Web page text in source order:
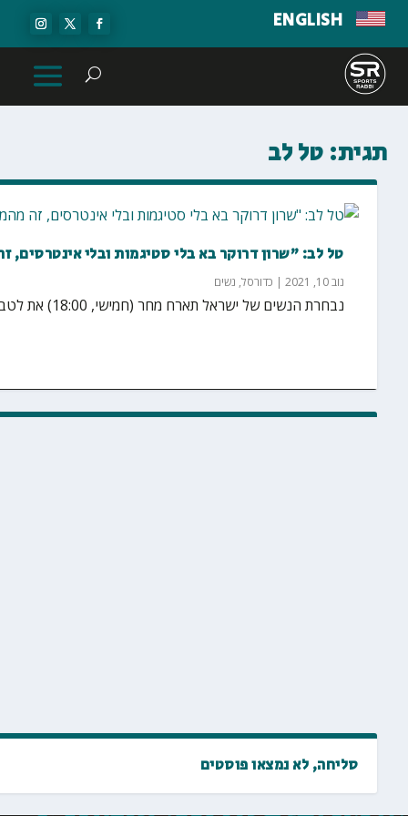
ENGLISH
תגית: טל לב
טל לב: "שרון דרוקר בא בלי סטיגמות ובלי אינטרסים,
נוב 10, 2021 | כדורסל, נשים
נבחרת הנשים של ישראל תארח מחר (חמישי, 18:00) את לטביה למשחק הראשון במסגרת מוקדמות אליפות אירופה...
סליחה, לא נמצאו פוסטים